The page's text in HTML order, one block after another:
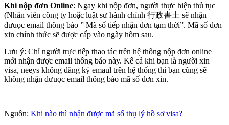
Khi nộp đơn Online: Ngay khi nộp đơn, người thực hiện thủ tục
(Nhân viên công ty hoặc luật sư hành chính 行政書土 sẽ nhận
đưuọc email thông báo ” Mã số tiếp nhận đơn tạm thời”. Mã số đơn
xin chính thức sẽ được cấp vào ngày hôm sau.
Lưu ý: Chỉ người trực tiếp thao tác trên hệ thống nộp đơn online
mới nhận được email thông báo này. Kể cả khi bạn là người xin
visa, neeys không đăng ký emaul trên hệ thống thì bạn cũng sẽ
không nhận đưuọc email thông báo mã số đơn xin.
Nguồn: Khi nào thì nhận được mã số thụ lý hồ sơ visa?